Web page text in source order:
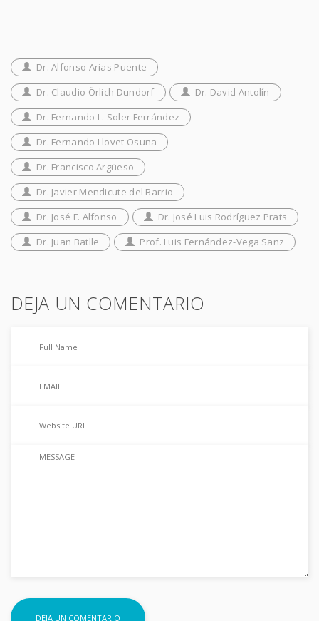
Dr. Alfonso Arias Puente
Dr. Claudio Örlich Dundorf
Dr. David Antolín
Dr. Fernando L. Soler Ferrández
Dr. Fernando Llovet Osuna
Dr. Francisco Argüeso
Dr. Javier Mendicute del Barrio
Dr. José F. Alfonso
Dr. José Luis Rodríguez Prats
Dr. Juan Batlle
Prof. Luis Fernández-Vega Sanz
DEJA UN COMENTARIO